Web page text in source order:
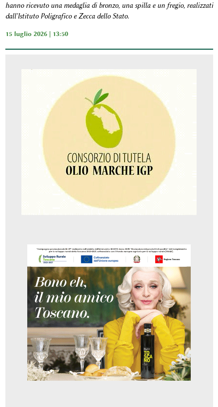
hanno ricevuto una medaglia di bronzo, una spilla e un fregio, realizzati
dall'Istituto Poligrafico e Zecca dello Stato.
15 luglio 2026 | 13:50